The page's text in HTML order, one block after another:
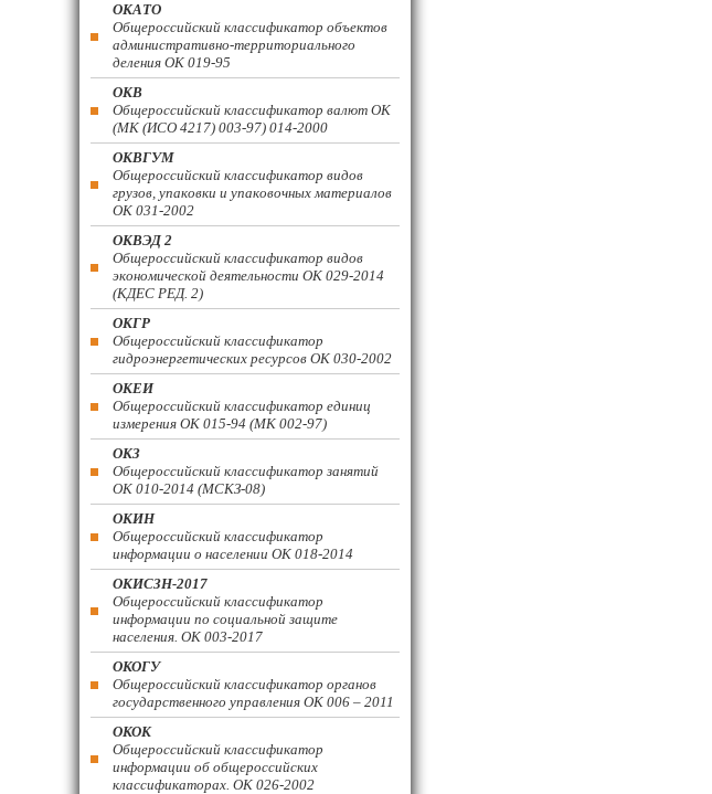
ОКАТО
Общероссийский классификатор объектов
административно-территориального
деления ОК 019-95
ОКВ
Общероссийский классификатор валют ОК
(МК (ИСО 4217) 003-97) 014-2000
ОКВГУМ
Общероссийский классификатор видов
грузов, упаковки и упаковочных материалов
ОК 031-2002
ОКВЭД 2
Общероссийский классификатор видов
экономической деятельности ОК 029-2014
(КДЕС РЕД. 2)
ОКГР
Общероссийский классификатор
гидроэнергетических ресурсов ОК 030-2002
ОКЕИ
Общероссийский классификатор единиц
измерения ОК 015-94 (МК 002-97)
ОКЗ
Общероссийский классификатор занятий
ОК 010-2014 (МСКЗ-08)
ОКИН
Общероссийский классификатор
информации о населении ОК 018-2014
ОКИСЗН-2017
Общероссийский классификатор
информации по социальной защите
населения. ОК 003-2017
ОКОГУ
Общероссийский классификатор органов
государственного управления ОК 006 – 2011
ОКОК
Общероссийский классификатор
информации об общероссийских
классификаторах. ОК 026-2002